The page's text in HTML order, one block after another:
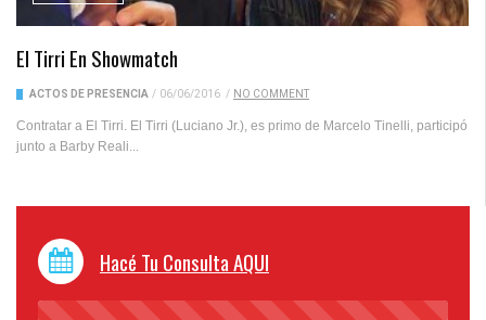
El Tirri En Showmatch
ACTOS DE PRESENCIA / 06/06/2016 / NO COMMENT
Contratar a El Tirri. El Tirri (Luciano Jr.), es primo de Marcelo Tinelli, participó
junto a Barby Reali...
Hacé Tu Consulta AQUI
45%